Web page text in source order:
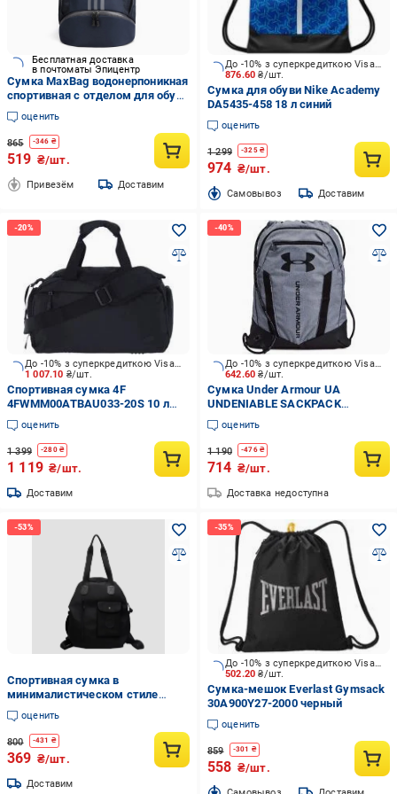
Бесплатная доставка
в почтоматы Эпицентр
Сумка MaxBag водонерпоникная
спортивная с отделом для обуви
Черный (541)
оценить
865 -346 ₴
519 ₴/шт.
Привезём Доставим
876.60₴/шт.
До -10% з суперкредиткою Visa Вигода
Сумка для обуви Nike Academy
DA5435-458 18 л синий
оценить
1 299 -325₴
974 ₴/шт.
Cамовывоз Доставим
1 007.10 ₴/шт.
До -10% з суперкредиткою Visa Вигода
Спортивная сумка 4F
4FWMM00ATBAU033-20S 10 л
черный
оценить
1 399 -280₴
1 119 ₴/шт.
Доставим
642.60₴/шт.
До -10% з суперкредиткою Visa Вигода
Сумка Under Armour UA
UNDENIABLE SACKPACK
1369220-012 серый
оценить
1 190 -476₴
714 ₴/шт.
Доставка недоступна
Спортивная сумка в
минималистическом стиле
(C01319)
оценить
800 -431 ₴
369 ₴/шт.
Доставим
502.20₴/шт.
До -10% з суперкредиткою Visa Вигода
Сумка-мешок Everlast Gymsack
30A900Y27-2000 черный
оценить
859 -301 ₴
558 ₴/шт.